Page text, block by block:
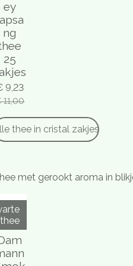
ey
ng
25
9,23
11,00
thee in cristal zakjes
met gerookt aroma in
thee